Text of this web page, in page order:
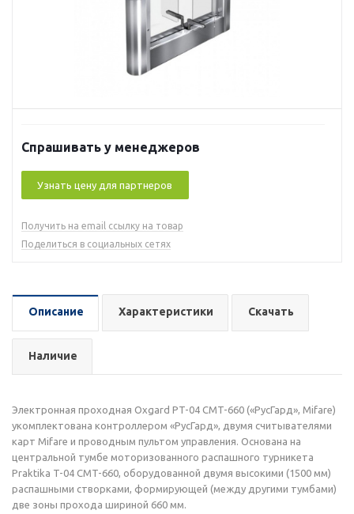
Спрашивать у менеджеров
Узнать цену для партнеров
Получить на email ссылку на товар
Поделиться в социальных сетях
Описание Характеристики Скачать
Наличие
Электронная проходная Oxgard PT-04 CMT-660 («РусГард», Mifare)
укомплектована контроллером «РусГард», двумя считывателями
карт Mifare и проводным пультом управления. Основана на
центральной тумбе моторизованного распашного турникета
Praktika T-04 CMT-660, оборудованной двумя высокими (1500 мм)
распашными створками, формирующей (между другими тумбами)
две зоны прохода шириной 660 мм.